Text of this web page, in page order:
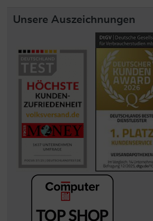
Unsere Auszeichnungen